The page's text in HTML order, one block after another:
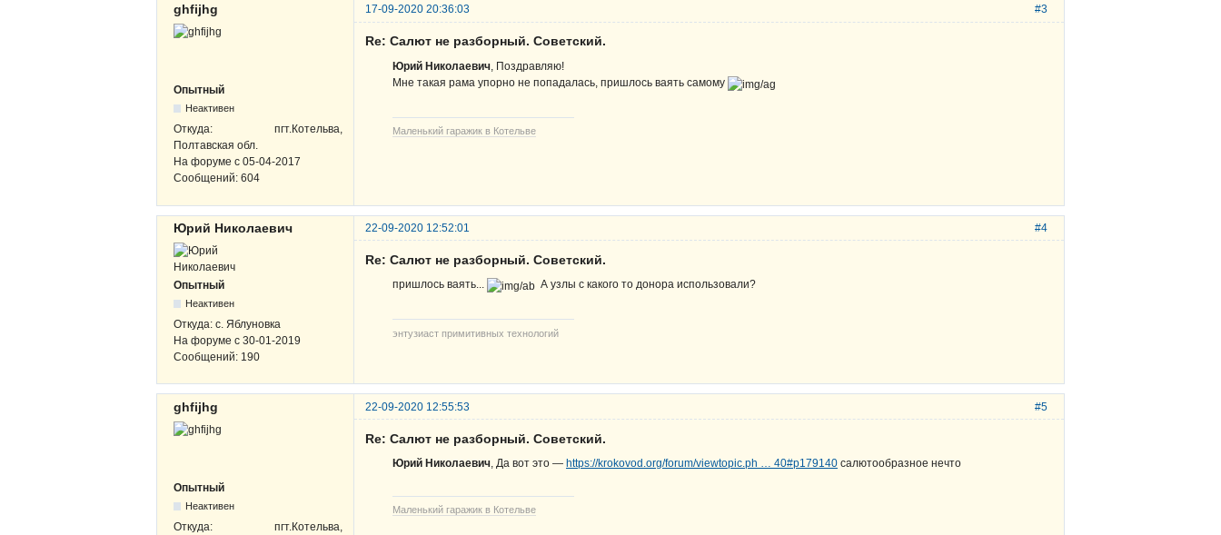
#3
ghfijhg 17-09-2020 20:36:03
Опытный
Неактивен
Откуда: пгт.Котельва,
Полтавская обл.
На форуме с 05-04-2017
Сообщений: 604
Re: Салют не разборный. Советский.
Юрий Николаевич , Поздравляю!
Мне такая рама упорно не попадалась, пришлось ваять самому
Маленький гаражик в Котельве
#4
Юрий Николаевич 22-09-2020 12:52:01
Опытный
Неактивен
Откуда: с. Яблуновка
На форуме с 30-01-2019
Сообщений: 190
Re: Салют не разборный. Советский.
пришлось ваять... А узлы с какого то донора использовали?
энтузиаст примитивных технологий
#5
ghfijhg 22-09-2020 12:55:53
Опытный
Неактивен
Откуда: пгт.Котельва,
Re: Салют не разборный. Советский.
Юрий Николаевич , Да вот это — https://krokovod.org/forum/viewtopic.ph … 40#p179140 салютообразное нечто
Маленький гаражик в Котельве